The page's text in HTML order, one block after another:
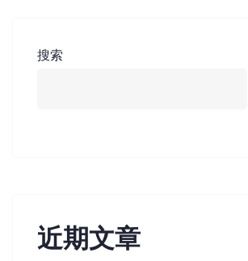
搜索
近期文章